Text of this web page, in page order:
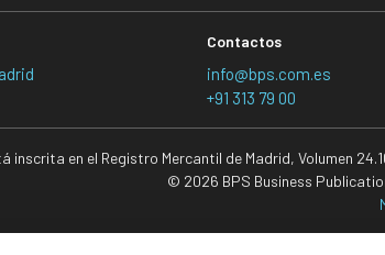
Contactos
info@bps.com.es
+91 313 79 00
inscrita en el Registro Mercantil de Madrid, Volumen
© 2026 BPS Business